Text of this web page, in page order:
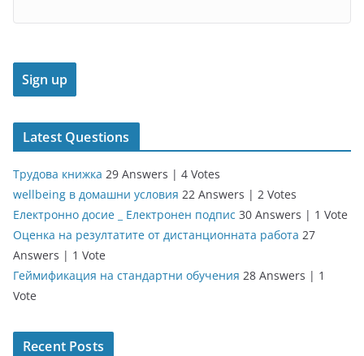
Latest Questions
Трудова книжка 29 Answers | 4 Votes
wellbeing в домашни условия 22 Answers | 2 Votes
Електронно досие _ Електронен подпис 30 Answers | 1 Vote
Оценка на резултатите от дистанционната работа 27
Answers | 1 Vote
Геймификация на стандартни обучения 28 Answers | 1
Vote
Recent Posts